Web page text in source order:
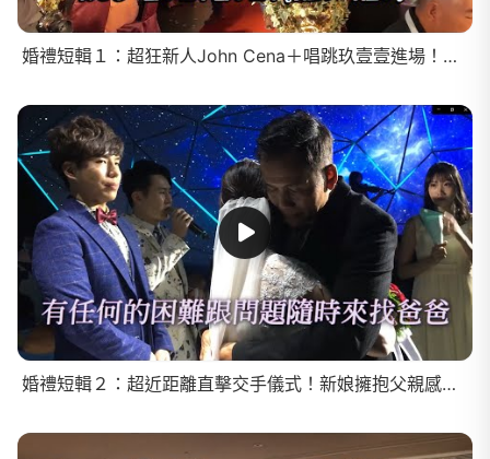
婚禮短輯１：超狂新人John Cena＋唱跳玖壹壹進場！全場連線遊戲Kahoot問答題目竟引起公憤！
婚禮短輯２：超近距離直擊交手儀式！新娘擁抱父親感動落淚！